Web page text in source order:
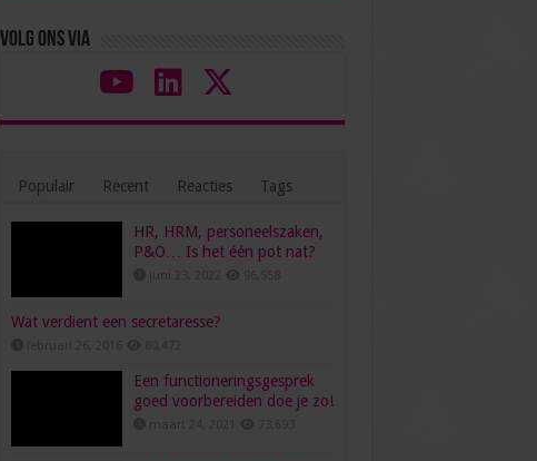
Volg ons via
Populair Recent Reacties Tags
HR, HRM, personeelszaken,
P&O… Is het één pot nat?
Wat verdient een secretaresse?
Een functioneringsgesprek
goed voorbereiden doe je zo!